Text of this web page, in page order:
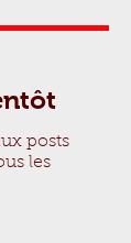
posts
les